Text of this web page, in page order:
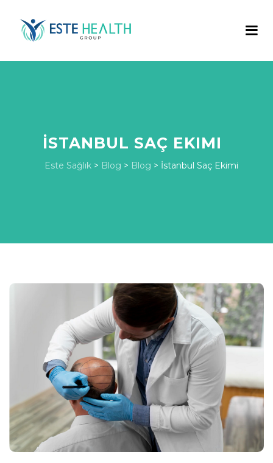
İSTANBUL SAÇ EKIMI
Este Sağlık> Blog > Blog > İstanbul Saç Ekimi